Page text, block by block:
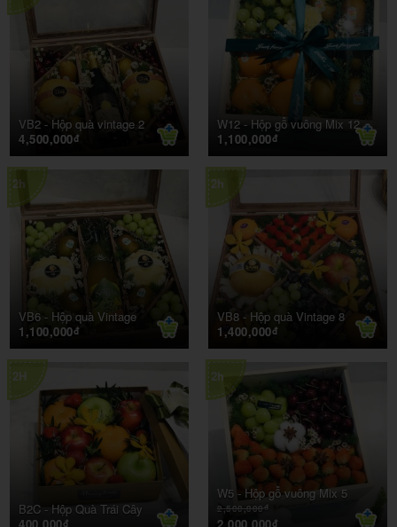
VB2 - Hộp quà vintage 2
4,500,000đ
W12 - Hộp gỗ vuông Mix 12
1,100,000đ
VB6 - Hộp quà Vintage
1,100,000đ
2h
VB8 - Hộp quà Vintage 8
1,400,000đ
2h
B2C - Hộp Quà Trái Cây
đ
2H
W5 - Hộp gỗ vuông Mix 5
2,500,000đ
đ
2h